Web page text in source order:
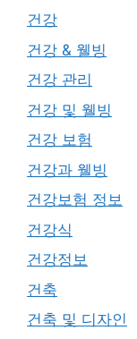
건강
건강 & 웰빙
건강 관리
건강 및 웰빙
건강 보험
건강과 웰빙
건강보험 정보
건강식
건강정보
건축
건축 및 디자인